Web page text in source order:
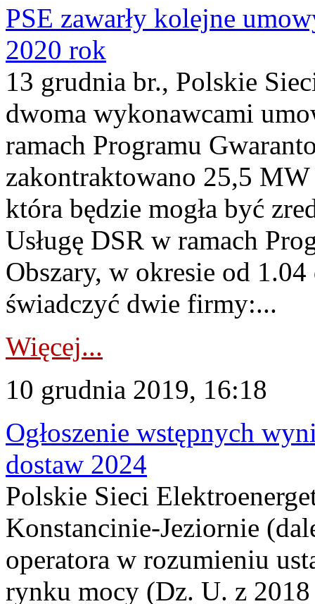
PSE zawarły kolejne
2020 rok
13 grudnia br., Polskie
dwoma wykonawcami
ramach Programu
zakontraktowano 25,5
która będzie mogła być
Usługę DSR w ramach
Obszary, w okresie od
świadczyć dwie firmy:...
Więcej...
10 grudnia 2019, 16:18
Ogłoszenie wstępnych
dostaw 2024
Polskie Sieci
Konstancinie-Jeziornie
operatora w rozumieniu
rynku mocy (Dz. U. z